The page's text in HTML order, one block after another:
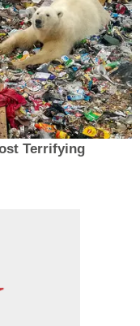
Terrifying